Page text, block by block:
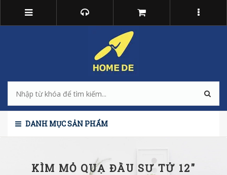
DANH MỤC SẢN PHẨM
KÌM MỎ QUẠ ĐẦU SƯ TỬ 12"